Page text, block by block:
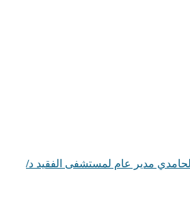
مدير عام لمستشفى الفقيد د/